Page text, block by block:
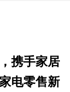
携手家居
电零售新